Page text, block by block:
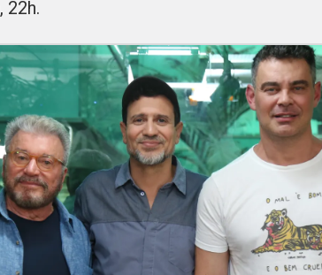
22h.